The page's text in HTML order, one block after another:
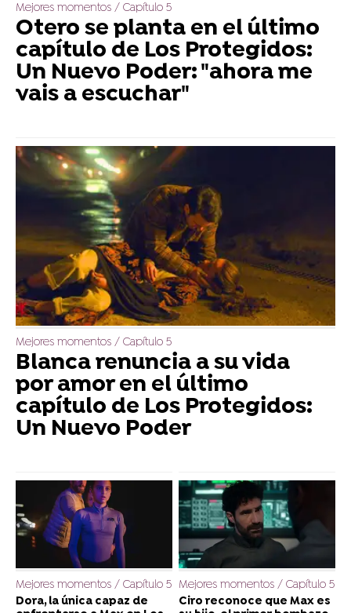
Mejores momentos / Capítulo 5
Otero se planta en el último
capítulo de Los Protegidos:
Un Nuevo Poder: "ahora me
vais a escuchar"
Mejores momentos / Capítulo 5
Blanca renuncia a su vida
por amor en el último
capítulo de Los Protegidos:
Un Nuevo Poder
Mejores momentos / Capítulo 5
Dora, la única capaz de
Mejores momentos / Capítulo 5
Ciro reconoce que Max es